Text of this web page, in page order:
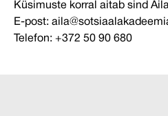
Küsimuste korral aitab sind
E-post:
Telefon: +372 50 90 680